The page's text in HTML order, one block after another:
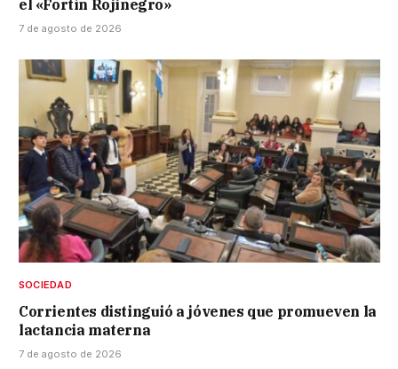
el «Fortín Rojinegro»
7 de agosto de 2026
SOCIEDAD
Corrientes distinguió a jóvenes que promueven la
lactancia materna
7 de agosto de 2026